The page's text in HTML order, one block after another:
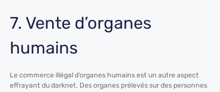
7. Vente d’organes
humains
Le commerce illégal d’organes humains est un autre aspect
effrayant du darknet. Des organes prélevés sur des personnes